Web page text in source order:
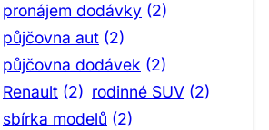
pronájem dodávky (2)
půjčovna aut (2)
půjčovna dodávek (2)
Renault (2) rodinné SUV (2)
sbírka modelů (2)